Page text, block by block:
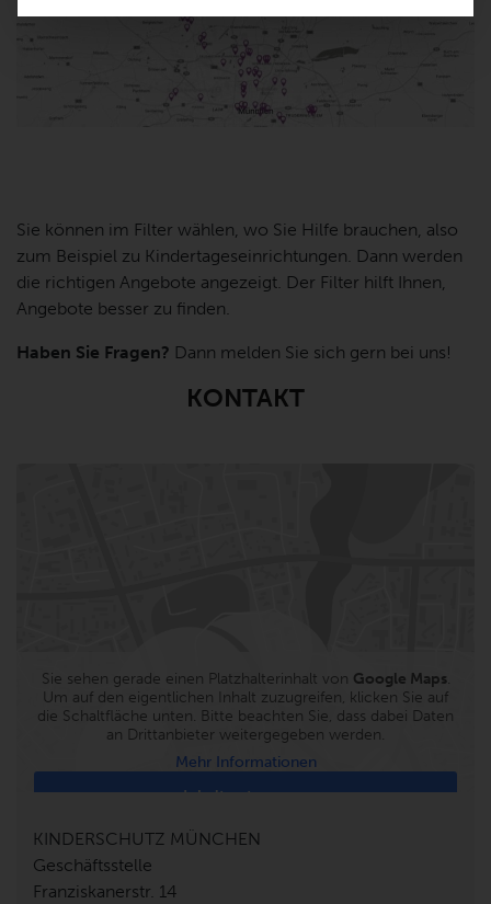
Sie können im Filter wählen, wo Sie Hilfe brauchen, also
zum Beispiel zu Kindertageseinrichtungen. Dann werden
die richtigen Angebote angezeigt. Der Filter hilft Ihnen,
Angebote besser zu finden.
Haben Sie Fragen? Dann melden Sie sich gern bei uns!
KONTAKT
Sie sehen gerade einen Platzhalterinhalt von Google Maps.
Um auf den eigentlichen Inhalt zuzugreifen, klicken Sie auf
die Schaltfläche unten. Bitte beachten Sie, dass dabei Daten
an Drittanbieter weitergegeben werden.
Mehr Informationen
Inhalt entsperren
Erforderlichen Service akzeptieren und Inhalte
KINDERSCHUTZ MÜNCHEN
Geschäftsstelle
Franziskanerstr. 14